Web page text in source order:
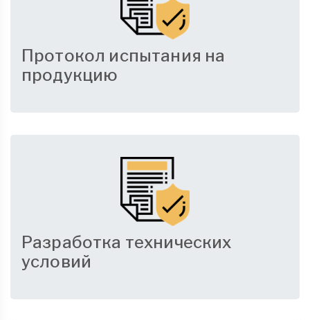
Протокол испытания на
продукцию
Разработка технических
условий